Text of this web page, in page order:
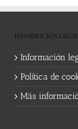
INFORMACIÓN LEGAL
Información
Política de
Más